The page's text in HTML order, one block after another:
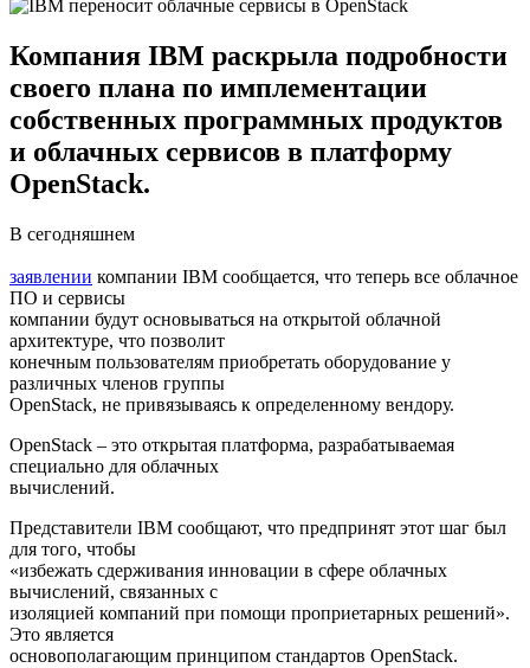
Компания IBM раскрыла подробности
своего плана по имплементации
собственных программных продуктов
и облачных сервисов в платформу
OpenStack.
В сегодняшнем
заявлении компании IBM сообщается, что теперь все облачное
ПО и сервисы
компании будут основываться на открытой облачной
архитектуре, что позволит
конечным пользователям приобретать оборудование у
различных членов группы
OpenStack, не привязываясь к определенному вендору.
OpenStack – это открытая платформа, разрабатываемая
специально для облачных
вычислений.
Представители IBM сообщают, что предпринят этот шаг был
для того, чтобы
«избежать сдерживания инновации в сфере облачных
вычислений, связанных с
изоляцией компаний при помощи проприетарных решений».
Это является
основополагающим принципом стандартов OpenStack.